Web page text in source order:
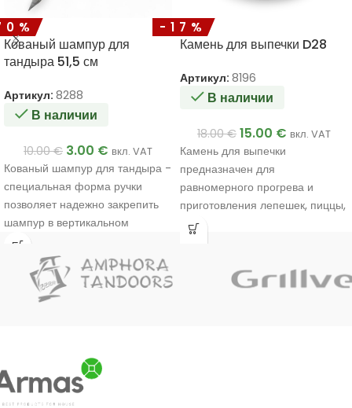
Кованый шампур для
тандыра 51,5 см
Артикул: 8288
В наличии
10.00€ 3.00 € вкл. VAT
Кованый шампур для тандыра -
специальная форма ручки
позволяет надежно закрепить
шампур в вертикальном
положении на специальной
подставке.
-17%
Камень для выпечки D28
Артикул: 8196
В наличии
18.00€ 15.00 € вкл. VAT
Камень для выпечки
предназначен для
равномерного прогрева и
приготовления лепешек, пиццы,
хачапури и других блюд в